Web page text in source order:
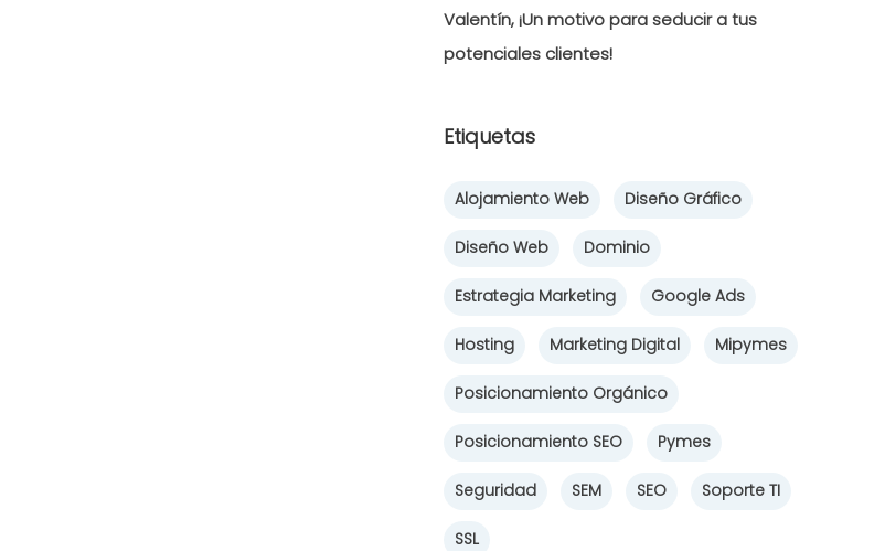
Valentín, ¡Un motivo para seducir a tus
potenciales clientes!
Etiquetas
Alojamiento Web Diseño Gráfico
Diseño Web Dominio
Estrategia Marketing Google Ads
Hosting Marketing Digital Mipymes
Posicionamiento Orgánico
Posicionamiento SEO Pymes
Seguridad SEM SEO Soporte TI
SSL